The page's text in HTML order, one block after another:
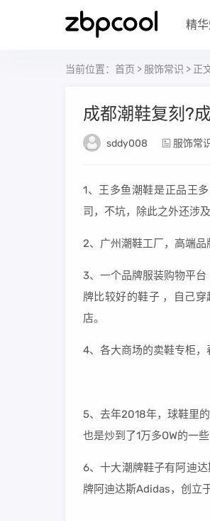
精
当前位置： 首页 > 服饰常识 > 正
成都潮鞋复刻?
sddy008 服饰常
1、王多鱼潮鞋是正品王
司，不坑，除此之外还涉
2、广州潮鞋工厂，高端品
3、一个品牌服装购物平
牌比较好的鞋子 ，自己
店。
4、各大商场的卖鞋专柜，
5、去年2018年，球鞋里
也是炒到了1万多OW的一
6、十大潮牌鞋子有阿迪
牌阿迪达斯Adidas，创立